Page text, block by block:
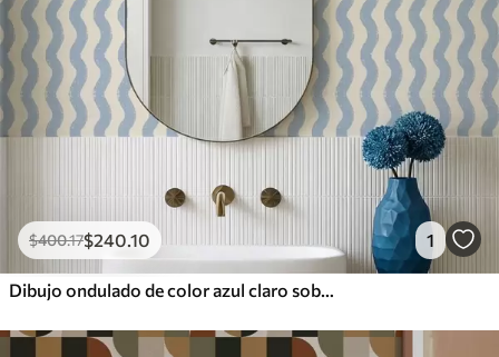
$400.17$240.10 1
Dibujo ondulado de color azul claro sobre fondo claro